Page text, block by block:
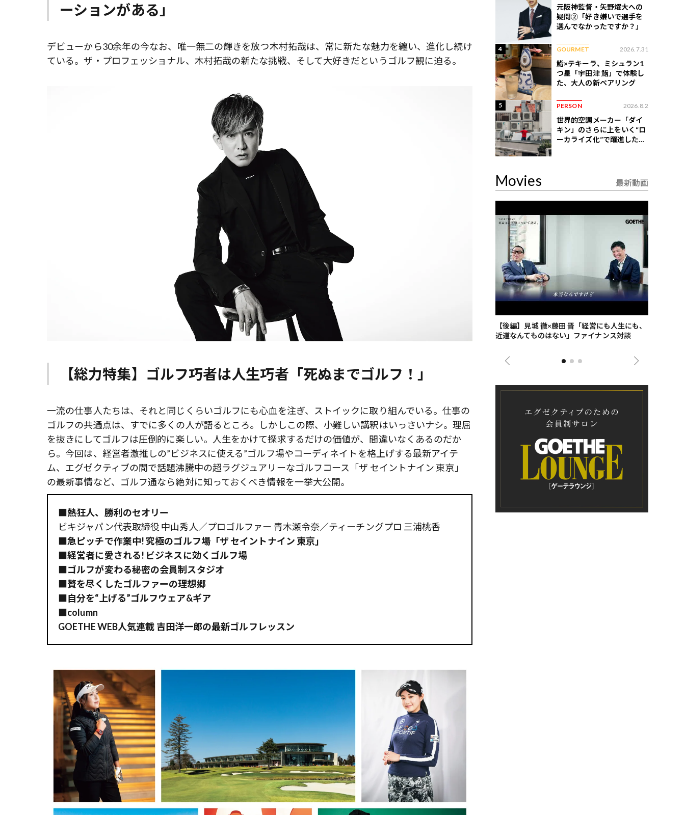
ーションがある」
デビューから30余年の今なお、唯一無二の輝きを放つ木村拓哉は、常に新たな魅力を纏い、進化し続け
ている。ザ・プロフェッショナル、木村拓哉の新たな挑戦、そして大好きだというゴルフ観に迫る。
【総力特集】ゴルフ巧者は人生巧者「死ぬまでゴルフ！」
一流の仕事人たちは、それと同じくらいゴルフにも心血を注ぎ、ストイックに取り組んでいる。仕事の
ゴルフの共通点は、すでに多くの人が語るところ。しかしこの際、小難しい講釈はいっさいナシ。理屈
を抜きにしてゴルフは圧倒的に楽しい。人生をかけて探求するだけの価値が、間違いなくあるのだか
ら。今回は、経営者激推しの”ビジネスに使える”ゴルフ場やコーディネイトを格上げする最新アイテ
ム、エグゼクティブの間で話題沸騰中の超ラグジュアリーなゴルフコース「ザ セイントナイン 東京」
の最新事情など、ゴルフ通なら絶対に知っておくべき情報を一挙大公開。
■熱狂人、勝利のセオリー
ビキジャパン代表取締役 中山秀人／プロゴルファー 青木瀬令奈／ティーチングプロ 三浦桃香
■急ピッチで作業中! 究極のゴルフ場「ザ セイントナイン 東京」
■経営者に愛される! ビジネスに効くゴルフ場
■ゴルフが変わる秘密の会員制スタジオ
■贅を尽くしたゴルファーの理想郷
■自分を“上げる”ゴルフウェア&ギア
■column
GOETHE WEB人気連載 吉田洋一郎の最新ゴルフレッスン
元阪神監督・矢野燿大への
疑問②「好き嫌いで選手を
選んでなかったですか？」
4 GOURMET 2026.7.31
鮨×テキーラ、ミシュラン1
つ星「宇田津 鮨」で体験し
た、大人の新ペアリング
5 PERSON 2026.8.2
世界的空調メーカー「ダイ
キン」のさらに上をいく“ロ
ーカライズ化”で躍進したイ
Movies 最新動画
【後編】見城 徹×藤田 晋「経営にも人生にも、
近道なんてものはない」ファイナンス対談